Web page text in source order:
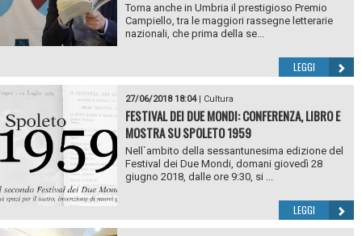
Torna anche in Umbria il prestigioso Premio
Campiello, tra le maggiori rassegne letterarie
nazionali, che prima della se...
LEGGI
27/06/2018 18:04| Cultura
FESTIVAL DEI DUE MONDI: CONFERENZA, LIBRO E
MOSTRA SU SPOLETO 1959
Nell`ambito della sessantunesima edizione del
Festival dei Due Mondi, domani giovedì 28
giugno 2018, dalle ore 9:30, si ...
LEGGI